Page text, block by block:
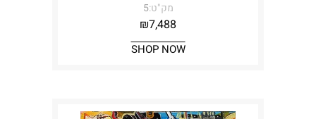
מק"ט:5
₪7,488
SHOP NOW